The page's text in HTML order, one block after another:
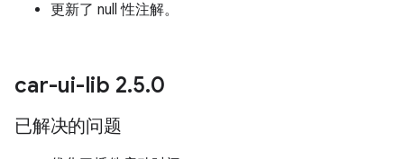
更新了 null 性注解。
car-ui-lib 2.5.0
已解决的问题